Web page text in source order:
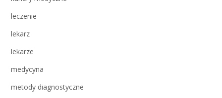
leczenie
lekarz
lekarze
medycyna
metody diagnostyczne